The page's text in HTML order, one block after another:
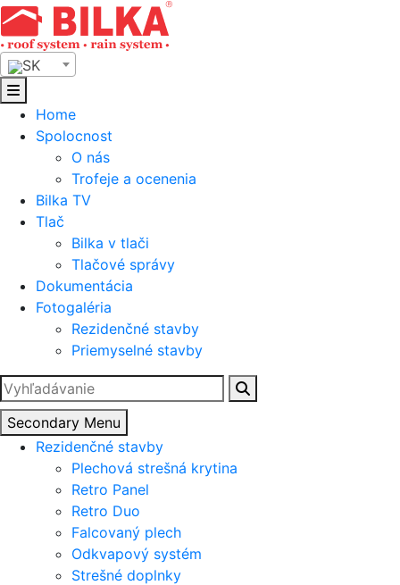
Skip
to
content
SK
Home
Spolocnost
O nás
Trofeje a ocenenia
Bilka TV
Tlač
Bilka v tlači
Tlačové správy
Dokumentácia
Fotogaléria
Rezidenčné stavby
Priemyselné stavby
Hľadať:
Secondary Menu
Rezidenčné stavby
Plechová strešná krytina
Retro Panel
Retro Duo
Falcovaný plech
Odkvapový systém
Strešné doplnky